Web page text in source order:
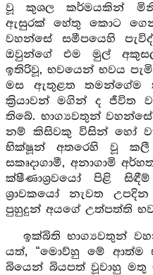
වූ කුශල කර්මයකින්
ඇසුරක් හේතු කොට
වහන්සේ සමීපයෙහි
ඔවුන්ගේ එම මුල්
ඉතිරිවූ, භවයෙන් භවය
මස ඇතුළත තමන්ගේම
ක්‍රියාවන් මගින් ද ජීවිත
තිබේ. භාග්‍යවතුන්
නම් කිසිවකු විසින් හෝ
භික්ෂූන් අතරෙහි වූ කලී
සකෘදාගාමී, අනාගාමි
ක්ෂීණාශ්‍රවයෝ පිළි
ශ්‍රාවකයෝ නැවත
පුහුදුන් අයගේ උත්පත්ති
ඉක්බිති භාග්‍යවතුන්
යත්, “මොව්හු මේ ආත්ම
බියෙන් බියපත් වූවාහු